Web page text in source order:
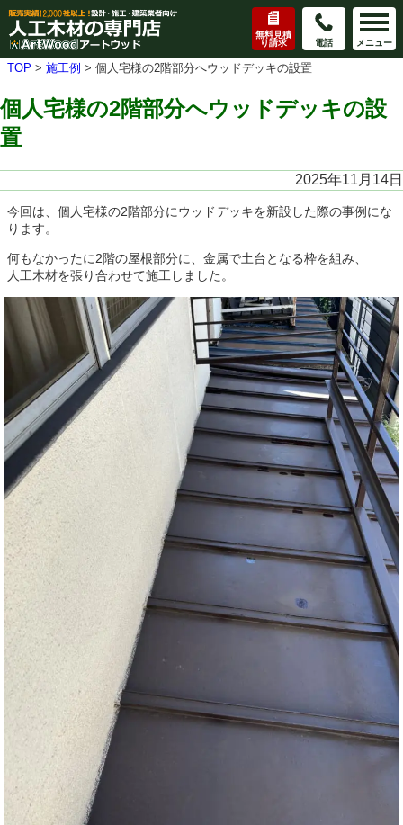
無料見積
り請求
電話 メニュー
TOP > 施工例 > 個人宅様の2階部分へウッドデッキの設置
個人宅様の2階部分へウッドデッキの設
置
2025年11月14日
今回は、個人宅様の2階部分にウッドデッキを新設した際の事例にな
ります。
何もなかったに2階の屋根部分に、金属で土台となる枠を組み、
人工木材を張り合わせて施工しました。